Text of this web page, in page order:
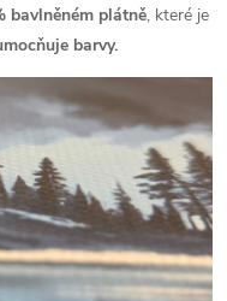
bavlněném plátně, které je
barvy.